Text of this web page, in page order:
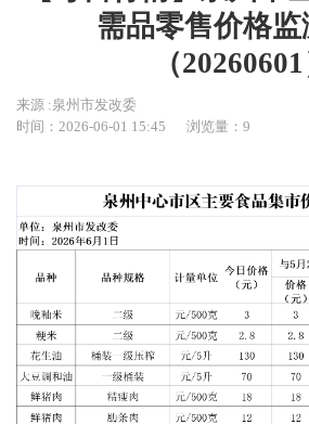
需品零售价格监
（20260601
来源 :泉州市发改委
时间：2026-06-01 15:45
浏览量：9